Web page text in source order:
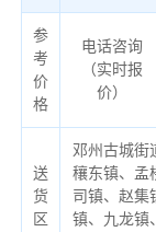
参
考
价
格
电话咨询
（实时报
价）
送
货
区
邓州古城街
穰东镇、孟
司镇、赵集
镇、九龙镇